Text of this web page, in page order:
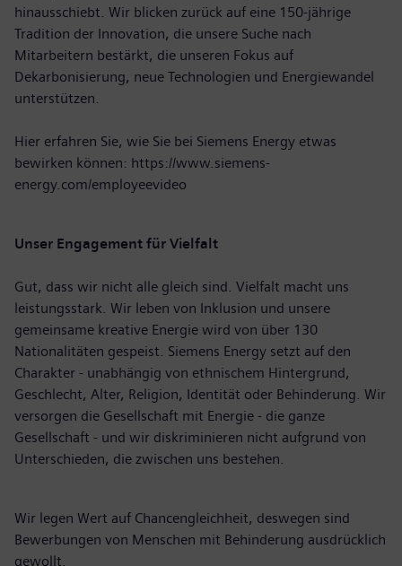
hinausschiebt. Wir blicken zurück auf eine 150-jährige
Tradition der Innovation, die unsere Suche nach
Mitarbeitern bestärkt, die unseren Fokus auf
Dekarbonisierung, neue Technologien und Energiewandel
unterstützen.
Hier erfahren Sie, wie Sie bei Siemens Energy etwas
bewirken können: https://www.siemens-
energy.com/employeevideo
Unser Engagement für Vielfalt
Gut, dass wir nicht alle gleich sind. Vielfalt macht uns
leistungsstark. Wir leben von Inklusion und unsere
gemeinsame kreative Energie wird von über 130
Nationalitäten gespeist. Siemens Energy setzt auf den
Charakter - unabhängig von ethnischem Hintergrund,
Geschlecht, Alter, Religion, Identität oder Behinderung. Wir
versorgen die Gesellschaft mit Energie - die ganze
Gesellschaft - und wir diskriminieren nicht aufgrund von
Unterschieden, die zwischen uns bestehen.
Wir legen Wert auf Chancengleichheit, deswegen sind
Bewerbungen von Menschen mit Behinderung ausdrücklich
gewollt.